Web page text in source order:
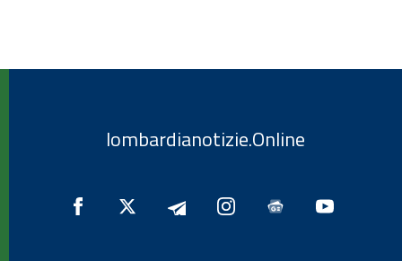
lombardianotizie.Online